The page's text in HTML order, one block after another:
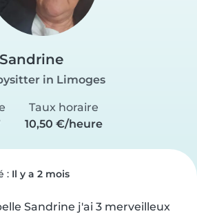
Sandrine
in Limoges
Taux horaire
10,50 €/heure
: Il y a 2 mois
Sandrine j'ai 3 merveilleux